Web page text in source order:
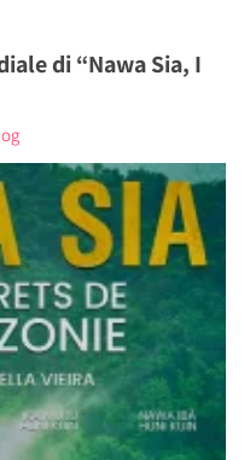
di “Nawa Sia, I